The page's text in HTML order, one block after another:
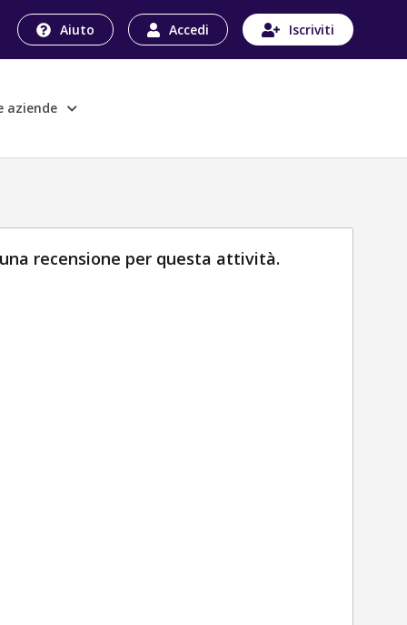
Aiuto Accedi Iscriviti
aziende
recensione per questa attività.